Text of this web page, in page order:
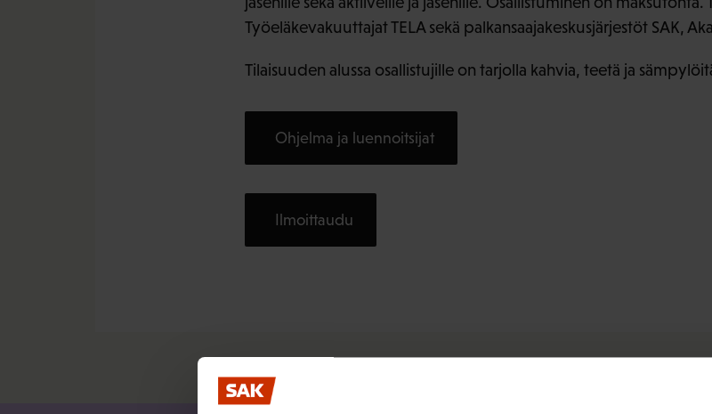
Työeläkevakuuttajat TELA sekä palkansaajakeskusjärjestöt SAK,
Tilaisuuden alussa osallistujille on tarjolla kahvia, teetä ja
Ohjelma ja luennoitsijat
Ilmoittaudu